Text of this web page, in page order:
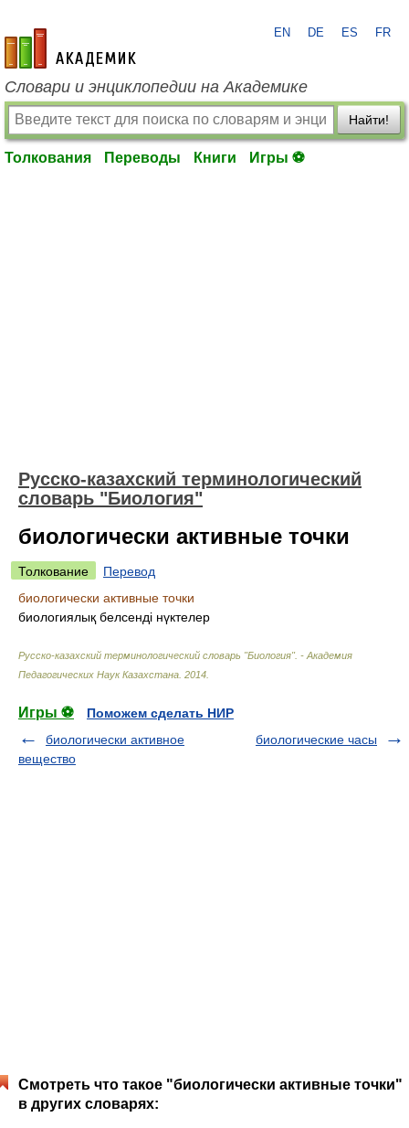
academic.ru
EN DE ES FR
Словари и энциклопедии на Академике
Найти!
Толкования Переводы Книги Игры ⚽
Русско-казахский терминологический
словарь "Биология"
биологически активные точки
Толкование
Перевод
биологически активные точки
биологиялық белсенді нүктелер
Русско-казахский терминологический словарь "Биология". - Академия
Педагогических Наук Казахстана 2014
Игры ⚽
Поможем сделать НИР
биологически активное
вещество
биологические часы
Смотреть что такое "биологически активные точки"
в других словарях: